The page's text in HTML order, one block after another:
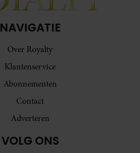
NAVIGATIE
Over Royalty
Klantenservice
Abonnementen
Contact
Adverteren
VOLG ONS